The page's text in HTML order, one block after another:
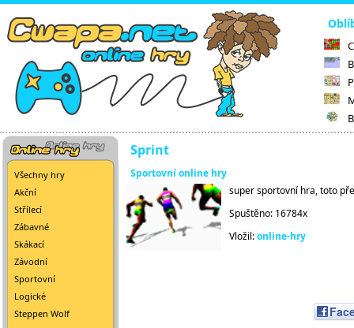
Všechny hry
Akční
Střílecí
Zábavné
Skákací
Závodní
Sportovní
Logické
Steppen Wolf
Sprint
Sportovní online hry
super sportovní hra, toto
Spuštěno: 16784x
Vložil:online-hry